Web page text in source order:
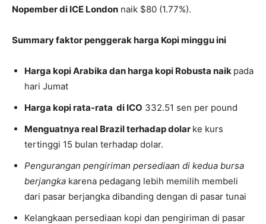
Nopember di ICE London naik $80 (1.77%).
Summary faktor penggerak harga Kopi minggu ini
Harga kopi Arabika dan harga kopi Robusta naik pada
hari Jumat
Harga kopi rata-rata di ICO 332.51 sen per pound
Menguatnya real Brazil terhadap dolar ke kurs
tertinggi 15 bulan terhadap dolar.
Pengurangan pengiriman persediaan di kedua bursa
berjangka karena pedagang lebih memilih membeli
dari pasar berjangka dibanding dengan di pasar tunai
Kelangkaan persediaan kopi dan pengiriman di pasar